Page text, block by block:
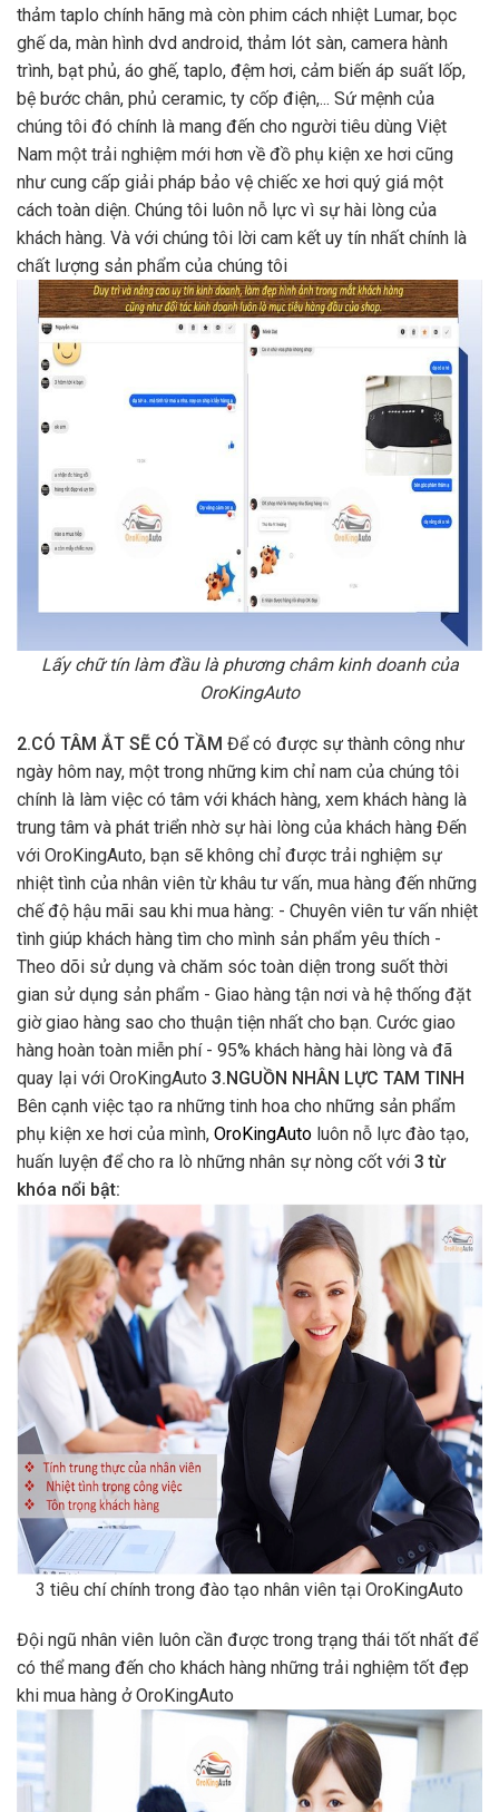
thảm taplo chính hãng mà còn phim cách nhiệt Lumar, bọc
ghế da, màn hình dvd android, thảm lót sàn, camera hành
trình, bạt phủ, áo ghế, taplo, đệm hơi, cảm biến áp suất lốp,
bệ bước chân, phủ ceramic, ty cốp điện,... Sứ mệnh của
chúng tôi đó chính là mang đến cho người tiêu dùng Việt
Nam một trải nghiệm mới hơn về đồ phụ kiện xe hơi cũng
như cung cấp giải pháp bảo vệ chiếc xe hơi quý giá một
cách toàn diện. Chúng tôi luôn nỗ lực vì sự hài lòng của
khách hàng. Và với chúng tôi lời cam kết uy tín nhất chính là
chất lượng sản phẩm của chúng tôi
Lấy chữ tín làm đầu là phương châm kinh doanh của
OroKingAuto
2.CÓ TÂM ẮT SẼ CÓ TẦM Để có được sự thành công như
ngày hôm nay, một trong những kim chỉ nam của chúng tôi
chính là làm việc có tâm với khách hàng, xem khách hàng là
trung tâm và phát triển nhờ sự hài lòng của khách hàng Đến
với OroKingAuto, bạn sẽ không chỉ được trải nghiệm sự
nhiệt tình của nhân viên từ khâu tư vấn, mua hàng đến những
chế độ hậu mãi sau khi mua hàng: - Chuyên viên tư vấn nhiệt
tình giúp khách hàng tìm cho mình sản phẩm yêu thích -
Theo dõi sử dụng và chăm sóc toàn diện trong suốt thời
gian sử dụng sản phẩm - Giao hàng tận nơi và hệ thống đặt
giờ giao hàng sao cho thuận tiện nhất cho bạn. Cước giao
hàng hoàn toàn miễn phí - 95% khách hàng hài lòng và đã
quay lại với OroKingAuto 3.NGUỒN NHÂN LỰC TAM TINH
Bên cạnh việc tạo ra những tinh hoa cho những sản phẩm
phụ kiện xe hơi của mình, OroKingAuto luôn nỗ lực đào tạo,
huấn luyện để cho ra lò những nhân sự nòng cốt với 3 từ
khóa nổi bật:
3 tiêu chí chính trong đào tạo nhân viên tại OroKingAuto
Đội ngũ nhân viên luôn cần được trong trạng thái tốt nhất để
có thể mang đến cho khách hàng những trải nghiệm tốt đẹp
khi mua hàng ở OroKingAuto